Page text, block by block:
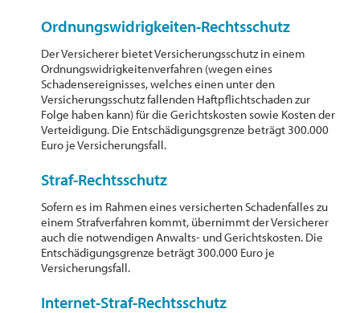
Ordnungswidrigkeiten-Rechtsschutz
Der Versicherer bietet Versicherungsschutz in einem
Ordnungswidrigkeitenverfahren (wegen eines
Schadensereignisses, welches einen unter den
Versicherungsschutz fallenden Haftpflichtschaden zur
Folge haben kann) für die Gerichtskosten sowie Kosten der
Verteidigung. Die Entschädigungsgrenze beträgt 300.000
Euro je Versicherungsfall.
Straf-Rechtsschutz
Sofern es im Rahmen eines versicherten Schadenfalles zu
einem Strafverfahren kommt, übernimmt der Versicherer
auch die notwendigen Anwalts- und Gerichtskosten. Die
Entschädigungsgrenze beträgt 300.000 Euro je
Versicherungsfall.
Internet-Straf-Rechtsschutz